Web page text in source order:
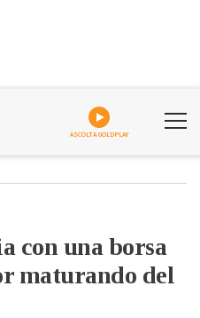
ASCOLTA GOLDPLAY
con una borsa
maturando del